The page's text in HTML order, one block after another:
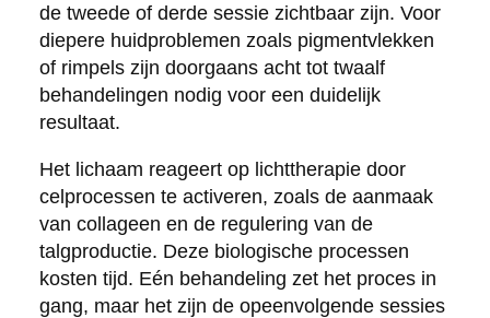
de tweede of derde sessie zichtbaar zijn. Voor
diepere huidproblemen zoals pigmentvlekken
of rimpels zijn doorgaans acht tot twaalf
behandelingen nodig voor een duidelijk
resultaat.
Het lichaam reageert op lichttherapie door
celprocessen te activeren, zoals de aanmaak
van collageen en de regulering van de
talgproductie. Deze biologische processen
kosten tijd. Eén behandeling zet het proces in
gang, maar het zijn de opeenvolgende sessies